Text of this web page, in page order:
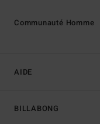
AIDE
BILLABONG
Communauté Homme